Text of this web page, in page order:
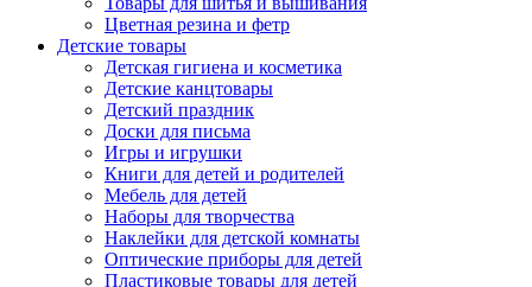
Цветная резина и фетр
Детские товары
Детская гигиена и косметика
Детские канцтовары
Детский праздник
Доски для письма
Игры и игрушки
Книги для детей и родителей
Мебель для детей
Наборы для творчества
Наклейки для детской комнаты
Оптические приборы для детей
Пластиковые товары для детей